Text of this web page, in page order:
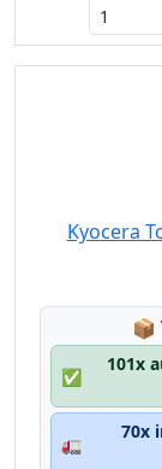
Kyocera
📦
✅
101x
🚛
70x